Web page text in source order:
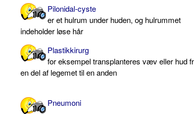
Pilonidal-cyste
er et hulrum under huden, og hulrummet
indeholder løse hår
Plastikkirurg
for eksempel transplanteres væv eller hud
en del af legemet til en anden
Pneumoni